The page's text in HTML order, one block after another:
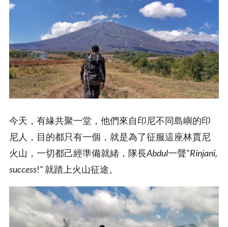
今天，有緣共聚一堂，他們來自印尼不同島嶼的印
尼人，目的都只有一個，就是為了征服這座林賈尼
火山，一切都己經準備就緒，隊長Abdul一聲"Rinjani,
success!" 就踏上火山征途。